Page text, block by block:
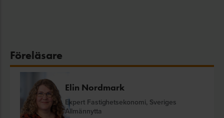
Föreläsare
Elin Nordmark
Expert Fastighetsekonomi, Sveriges
Allmännytta